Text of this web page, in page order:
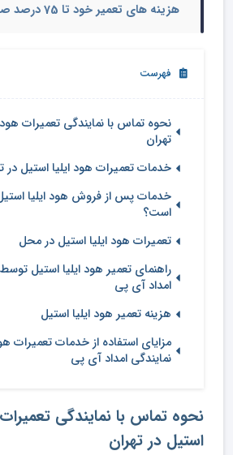
هزینه های تعمیر خود تا 75 درصد صرفه جویی نمایید.
فهرست
نحوه تماس با نمایندگی تعمیرات هود
تهران
خدمات تعمیرات هود ایلیا استیل در
خدمات پس از فروش هود ایلیا
است؟
تعمیرات هود ایلیا استیل در محل
راهنمای تعمیر هود ایلیا استیل توسط
امداد آی پی
هزینه تعمیر هود ایلیا استیل
مزایای استفاده از خدمات تعمیرات
نمایندگی امداد آی پی
نحوه تماس با نمایندگی تعمیرات
استیل در تهران